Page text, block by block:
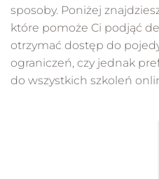
03.02 - Urządzenia
8 min 24 s
03.03 - Urządzenia
piekarniki
03.04 - Urządzenia
sposoby. Poniżej
które pomoże Ci podjąć
otrzymać dostęp do
ograniczeń, czy jednak
do wszystkich szkoleń